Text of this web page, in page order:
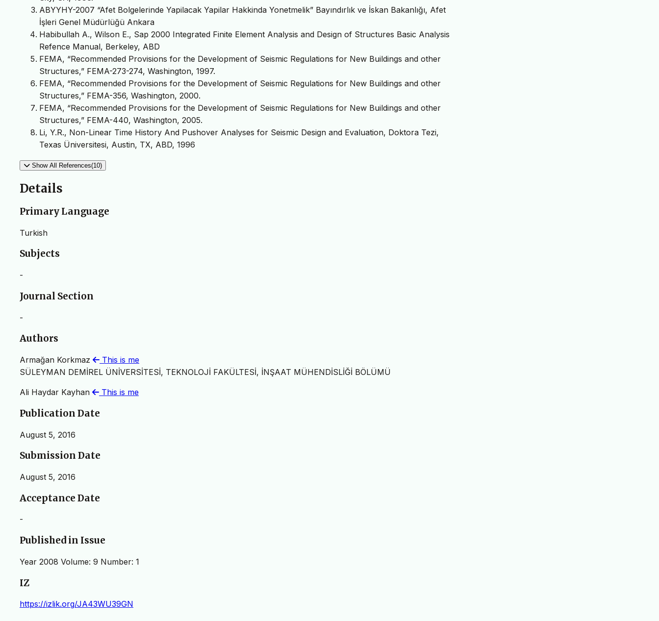
ABYYHY-2007 “Afet Bolgelerinde Yapilacak Yapilar Hakkinda Yonetmelik” Bayındırlık ve İskan Bakanlığı, Afet
İşleri Genel Müdürlüğü Ankara
Habibullah A., Wilson E., Sap 2000 Integrated Finite Element Analysis and Design of Structures Basic Analysis
Refence Manual, Berkeley, ABD
FEMA, “Recommended Provisions for the Development of Seismic Regulations for New Buildings and other
Structures,” FEMA-273-274, Washington, 1997.
FEMA, “Recommended Provisions for the Development of Seismic Regulations for New Buildings and other
Structures,” FEMA-356, Washington, 2000.
FEMA, “Recommended Provisions for the Development of Seismic Regulations for New Buildings and other
Structures,” FEMA-440, Washington, 2005.
Li, Y.R., Non-Linear Time History And Pushover Analyses for Seismic Design and Evaluation, Doktora Tezi,
Texas Üniversitesi, Austin, TX, ABD, 1996
Show All References(10)
Details
Primary Language
Turkish
Subjects
-
Journal Section
-
Authors
Armağan Korkmaz
This is me
SÜLEYMAN DEMİREL ÜNİVERSİTESİ, TEKNOLOJİ FAKÜLTESİ, İNŞAAT MÜHENDİSLİĞİ BÖLÜMÜ
Ali Haydar Kayhan This is me
Publication Date
August 5, 2016
Submission Date
August 5, 2016
Acceptance Date
-
Published in Issue
Year 2008 Volume: 9 Number: 1
IZ
https://izlik.org/JA43WU39GN